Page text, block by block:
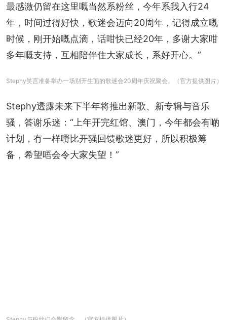
最感激仍留在这里嘅当然系粉丝，今年系我入行24
年，时间过得好快，歌迷会迈向20周年，记得成立嘅
时候，刚开始嘅点滴，话咁快已经20年，多谢大家咁
多年嘅支持，互相陪伴住大家成长，系好开心。”
Stephy笑言准备举办一场别开生面的歌迷会20周年庆祝聚会。（官方提供图片）
Stephy透露未来下半年将推出新歌、新专辑与音乐
骚，答谢乐迷：“上年开完红馆、澳门，今年都会有啲
计划，冇一样嘢比开骚回馈歌迷更好，所以积极筹
备，希望唔会令大家失望！”